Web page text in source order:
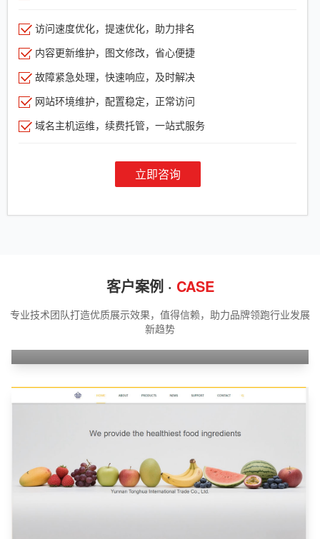
访问速度优化，提速优化，助力排名
内容更新维护，图文修改，省心便捷
故障紧急处理，快速响应，及时解决
网站环境维护，配置稳定，正常访问
域名主机运维，续费托管，一站式服务
立即咨询
客户案例 · CASE
专业技术团队打造优质展示效果，值得信赖，助力品牌领跑行业发展
新趋势
江苏携同机器人有限公司